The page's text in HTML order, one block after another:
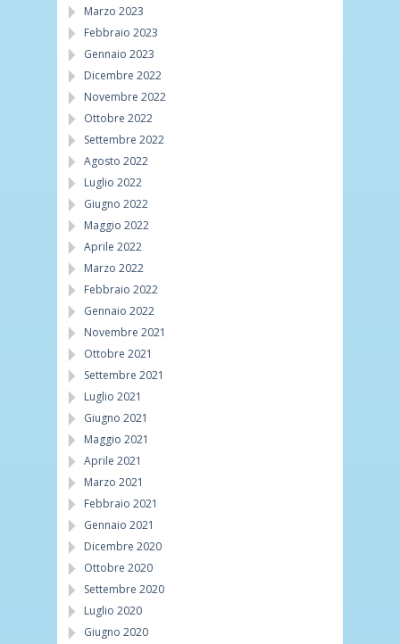
Marzo 2023
Febbraio 2023
Gennaio 2023
Dicembre 2022
Novembre 2022
Ottobre 2022
Settembre 2022
Agosto 2022
Luglio 2022
Giugno 2022
Maggio 2022
Aprile 2022
Marzo 2022
Febbraio 2022
Gennaio 2022
Novembre 2021
Ottobre 2021
Settembre 2021
Luglio 2021
Giugno 2021
Maggio 2021
Aprile 2021
Marzo 2021
Febbraio 2021
Gennaio 2021
Dicembre 2020
Ottobre 2020
Settembre 2020
Luglio 2020
Giugno 2020